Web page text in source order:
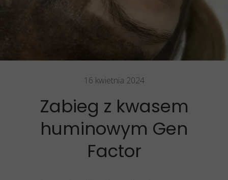
16 kwietnia 2024
Zabieg z kwasem
huminowym Gen
Factor